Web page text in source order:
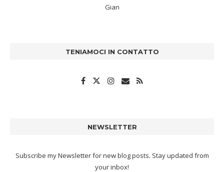
Gian
TENIAMOCI IN CONTATTO
NEWSLETTER
Subscribe my Newsletter for new blog posts. Stay updated from
your inbox!